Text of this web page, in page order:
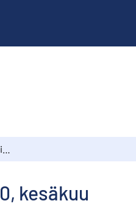
kesäkuu